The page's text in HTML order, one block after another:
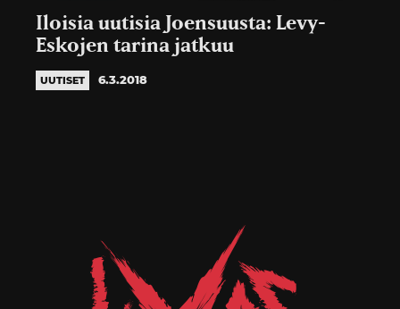
Iloisia uutisia Joensuusta: Levy-
Eskojen tarina jatkuu
UUTISET 6.3.2018